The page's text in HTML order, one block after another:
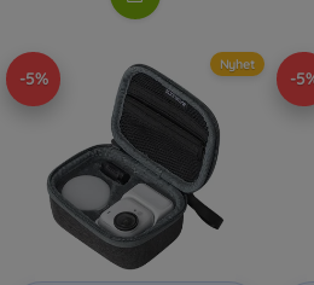
-5%
Nyhet
-